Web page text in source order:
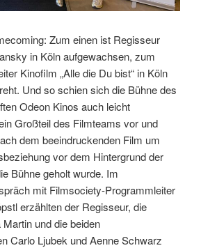
Zum einen ist Regisseur
in Köln aufgewachsen, zum
Kinofilm „Alle die Du bist“ in Köln
Und so schien sich die Bühne des
Odeon Kinos auch leicht
Großteil des Filmteams vor und
dem beeindruckenden Film um
vor dem Hintergrund der
Bühne geholt wurde. Im
mit Filmsociety-Programmleiter
erzählten der Regisseur, die
und die beiden
Carlo Ljubek und Aenne Schwarz